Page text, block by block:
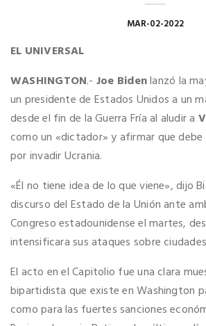
MAR-02-2022
EL UNIVERSAL
WASHINGTON.- Joe Bidenlanzó la
un presidente de Estados Unidos a un
desde el fin de la Guerra Fría al aludir a
como un «dictador» y afirmar que debe
por invadir Ucrania.
«Él no tiene idea de lo que viene», dijo
discurso del Estado de la Unión ante
Congreso estadounidense el martes,
intensificara sus ataques sobre
El acto en el Capitolio fue una clara
bipartidista que existe en Washington
como para las fuertes sanciones